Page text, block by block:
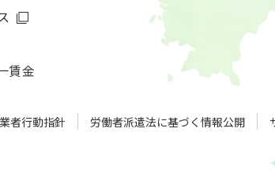
賃金
者行動指針 労働者派遣法に基づく情報公開